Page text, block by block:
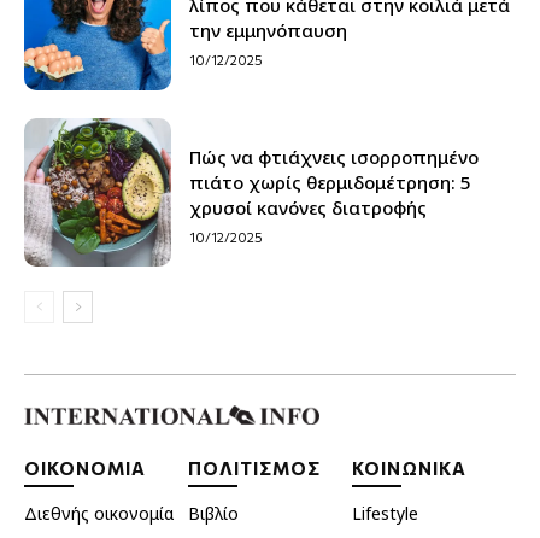
λίπος που κάθεται στην κοιλιά μετά
την εμμηνόπαυση
10/12/2025
Πώς να φτιάχνεις ισορροπημένο
πιάτο χωρίς θερμιδομέτρηση: 5
χρυσοί κανόνες διατροφής
10/12/2025
ΟΙΚΟΝΟΜΙΑ
Διεθνής οικονομία
ΠΟΛΙΤΙΣΜΟΣ
Βιβλίο
ΚΟΙΝΩΝΙΚΑ
Lifestyle